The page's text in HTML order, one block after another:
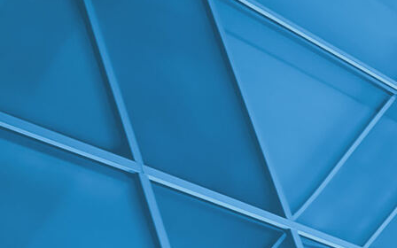
Vesiosuuskunnat 2020 luvulle kuva1